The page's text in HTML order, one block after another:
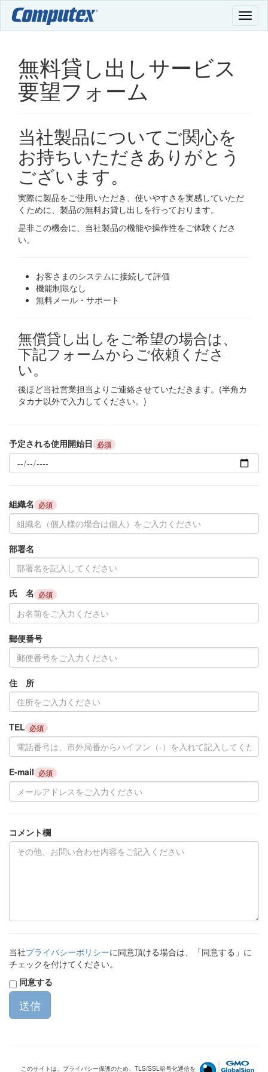
無料貸し出しサービス
要望フォーム
当社製品についてご関心を
お持ちいただきありがとう
ございます。
実際に製品をご使用いただき、使いやすさを実感していただ
くために、製品の無料お貸し出しを行っております。
是非この機会に、当社製品の機能や操作性をご体験くださ
い。
お客さまのシステムに接続して評価
機能制限なし
無料メール・サポート
無償貸し出しをご希望の場合は、
下記フォームからご依頼くださ
い。
後ほど当社営業担当よりご連絡させていただきます。(半角カ
タカナ以外で入力してください。)
予定される使用開始日 必須
組織名 必須
部署名
氏 名 必須
郵便番号
住 所
TEL 必須
E-mail 必須
コメント欄
当社プライバシーポリシーに同意頂ける場合は、「同意する」に
チェックを付けてください。
同意する
このサイトは、プライバシー保護のため、TLS/SSL暗号化通信を